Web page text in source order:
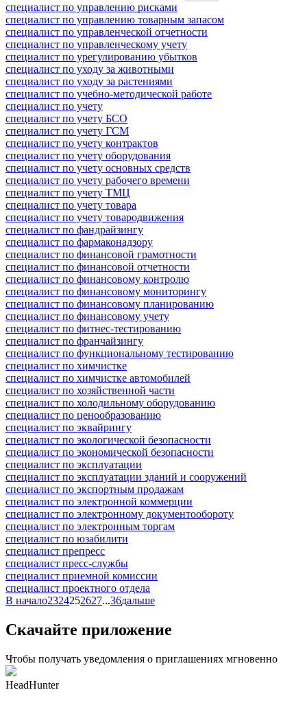
специалист по управлению рисками
специалист по управлению товарным запасом
специалист по управленческой отчетности
специалист по управленческому учету
специалист по урегулированию убытков
специалист по уходу за животными
специалист по уходу за растениями
специалист по учебно-методической работе
специалист по учету
специалист по учету БСО
специалист по учету ГСМ
специалист по учету контрактов
специалист по учету оборудования
специалист по учету основных средств
специалист по учету рабочего времени
специалист по учету ТМЦ
специалист по учету товара
специалист по учету товародвижения
специалист по фандрайзингу
специалист по фармаконадзору
специалист по финансовой грамотности
специалист по финансовой отчетности
специалист по финансовому контролю
специалист по финансовому мониторингу
специалист по финансовому планированию
специалист по финансовому учету
специалист по фитнес-тестированию
специалист по франчайзингу
специалист по функциональному тестированию
специалист по химчистке
специалист по химчистке автомобилей
специалист по хозяйственной части
специалист по холодильному оборудованию
специалист по ценообразованию
специалист по эквайрингу
специалист по экологической безопасности
специалист по экономической безопасности
специалист по эксплуатации
специалист по эксплуатации зданий и сооружений
специалист по экспортным продажам
специалист по электронной коммерции
специалист по электронному документообороту
специалист по электронным торгам
специалист по юзабилити
специалист препресс
специалист пресс-службы
специалист приемной комиссии
специалист проектного отдела
В начало2324252627...36дальше
Скачайте приложение
Чтобы получать уведомления о приглашениях мгновенно
HeadHunter